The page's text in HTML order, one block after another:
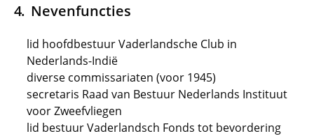
Nevenfuncties
lid hoofdbestuur Vaderlandsche Club in
Nederlands-Indië
diverse commissariaten (voor 1945)
secretaris Raad van Bestuur Nederlands Instituut
voor Zweefvliegen
lid bestuur Vaderlandsch Fonds tot bevordering